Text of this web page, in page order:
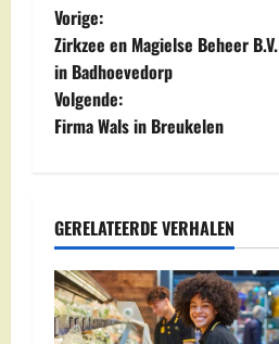
B
e
r
c
h
t
Vorige:
Zirkzee en Magielse Beheer B.V.
in Badhoevedorp
Volgende:
Firma Wals in Breukelen
GERELATEERDE VERHALEN